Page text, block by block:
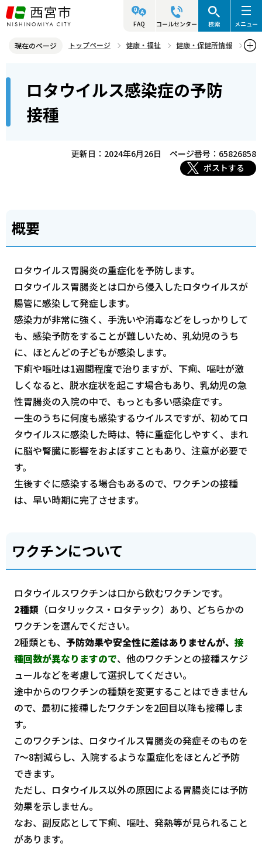
こ
の
ジ
頭
FAQ コールセンター 検索 メニュー
現在のページ トップページ 健康・福祉
健康・保健所情報
ロタウイルス感染症の予防接種
ロタウイルス感染症の予防
接種
更新日：2024年6月26日
ページ番号：65826858
ポストする
概要
ロタウイルス胃腸炎の重症化を予防します。
ロタウイルス胃腸炎とは口から侵入したロタウイルスが
腸管に感染して発症します。
感染力が非常に強く、手洗いや消毒などをしっかりして
も、感染予防をすることが難しいため、乳幼児のうち
に、ほとんどの子どもが感染します。
下痢や嘔吐は1週間程度で治りますが、下痢、嘔吐が激
しくなると、脱水症状を起こす場合もあり、乳幼児の急
性胃腸炎の入院の中で、もっとも多い感染症です。
一生のうちに何度も感染するウイルスですが、初めてロ
タウイルスに感染した時は、特に重症化しやすく、まれ
に脳や腎臓に影響をおよぼすこともあり、注意が必要で
す。
生後すぐに感染する場合もあるので、ワクチンの接種
は、早い時期に完了させます。
ワクチンについて
ロタウイルスワクチンは口から飲むワクチンです。
2種類 （ロタリックス・ロタテック）あり、どちらかの
ワクチンを選んでください。
2種類とも、 予防効果や安全性に差はありませんが、 接
種回数が異なりますので、他のワクチンとの接種スケジ
ュールなどを考慮して選択してください。
途中からのワクチンの種類を変更することはできません
ので、最初に接種したワクチンを2回目以降も接種しま
す。
このワクチンは、ロタウイルス胃腸炎の発症そのものを
7～8割減らし、入院するような重症化をほとんど予防
できます。
ただし、ロタウイルス以外の原因による胃腸炎には予防
効果を示しません。
なお、副反応として下痢、嘔吐、発熱等が見られること
があります。